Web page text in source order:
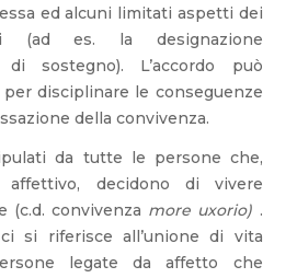
ed alcuni limitati aspetti dei
(ad es. la designazione
di sostegno). L’accordo può
disciplinare le conseguenze
della convivenza.
da tutte le persone che,
decidono di vivere
(c.d. convivenza more uxorio) .
si riferisce all’unione di vita
legate da affetto che